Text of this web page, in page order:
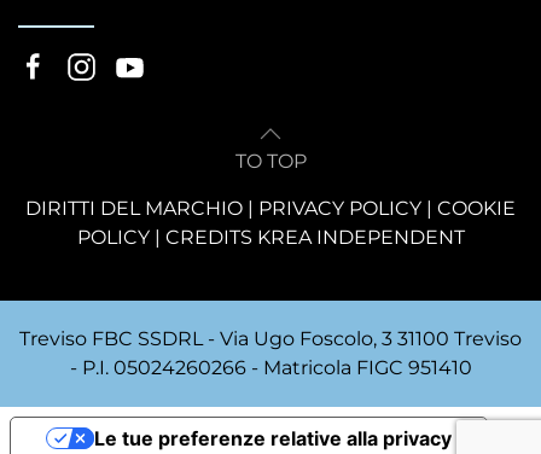
TO TOP
DIRITTI DEL MARCHIO | PRIVACY POLICY | COOKIE
POLICY| CREDITS KREA INDEPENDENT
Treviso FBC SSDRL - Via Ugo Foscolo, 3 31100 Treviso
- P.I. 05024260266 - Matricola FIGC 951410
Le tue preferenze relative alla privacy